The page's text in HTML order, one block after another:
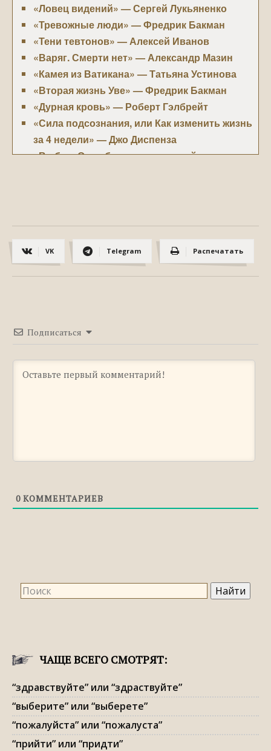
«Ловец видений» — Сергей Лукьяненко
«Тревожные люди» — Фредрик Бакман
«Тени тевтонов» — Алексей Иванов
«Варяг. Смерти нет» — Александр Мазин
«Камея из Ватикана» — Татьяна Устинова
«Вторая жизнь Уве» — Фредрик Бакман
«Дурная кровь» — Роберт Гэлбрейт
«Сила подсознания, или Как изменить жизнь
за 4 недели» — Джо Диспенза
«Выбор. О свободе и внутренней силе
Лабковский
«Ход королевы» — Уолтер Тевис
«Звезд не хватит на всех. День горящей
брони» — Макс Глебов
самооценку» — Анастасия Залога
«Очаровательный кишечник. Как самый
могущественный орган управляет нами» —
VK Telegram Распечатать
Подписаться
0 КОММЕНТАРИЕВ
ЧАЩЕ ВСЕГО СМОТРЯТ:
“здравствуйте” или “здраствуйте”
“выберите” или “выберете”
“пожалуйста” или “пожалуста”
“прийти” или “придти”